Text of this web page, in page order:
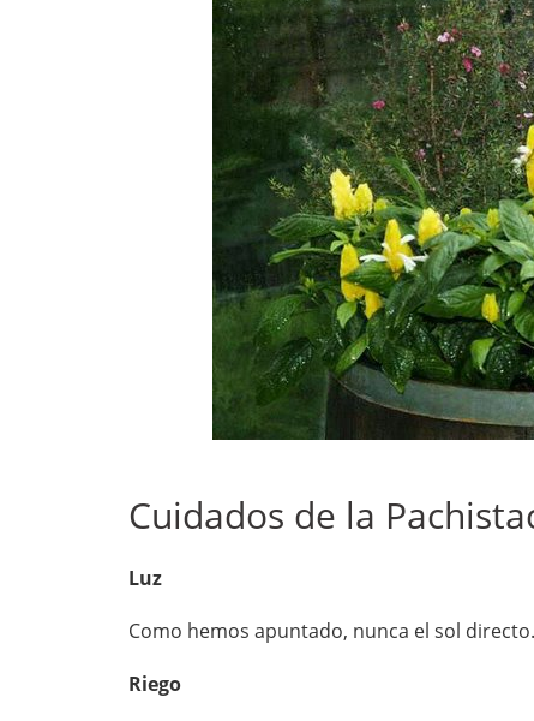
Cuidados de la
Luz
Como hemos apuntado, nunca el sol directo.
Riego